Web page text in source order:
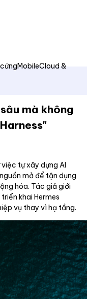
MobileCloud &
mà không
tự xây dựng AI
mở để tận dụng
hóa. Tác giả giới
khai Hermes
vụ thay vì hạ tầng.